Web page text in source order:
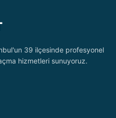
39 ilçesinde profesyonel
hizmetleri sunuyoruz.